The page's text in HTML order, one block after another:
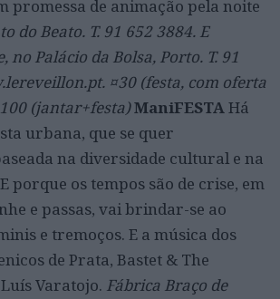
promessa de animação pela noite
do Beato. T. 91 652 3884. E
no Palácio da Bolsa, Porto. T. 91
¤30 (festa, com oferta
(jantar+festa)ManiFESTAHá
urbana, que se quer
na diversidade cultural e na
porque os tempos são de crise, em
e passas, vai brindar-se ao
e tremoços. E a música dos
de Prata, Bastet & The
Varatojo. Fábrica Braço de